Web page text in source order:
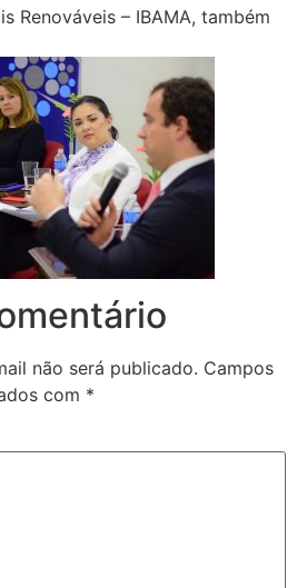
Renováveis – IBAMA, também
não será publicado. Campos
com *